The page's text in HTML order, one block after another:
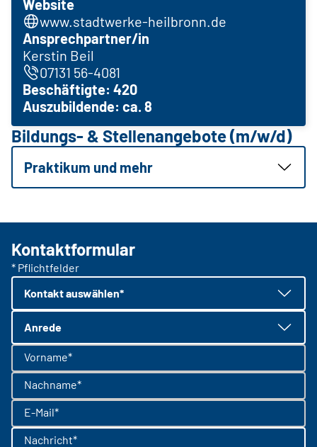
Website
www.stadtwerke-heilbronn.de
Ansprechpartner/in
Kerstin Beil
07131 56-4081
Beschäftigte: 420
Auszubildende: ca. 8
Bildungs- & Stellenangebote (m/w/d)
Praktikum und mehr
Kontaktformular
* Pflichtfelder
Kontakt auswählen*
Anrede
Vorname*
Nachname*
E-Mail*
Nachricht*